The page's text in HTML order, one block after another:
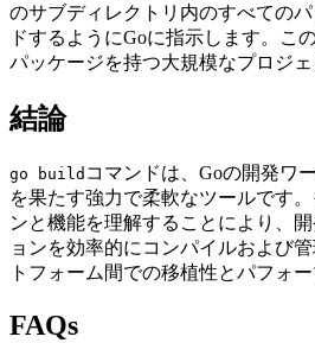
のサブディレクトリ内のすべての
ドするようにGoに指示します。こ
パッケージを持つ大規模なプロジェ
結論
go build コマンドは、Goの開発ワ
を果たす強力で柔軟なツールです
ンと機能を理解することにより、
ョンを効率的にコンパイルおよび
トフォーム間での移植性とパフォ
FAQs